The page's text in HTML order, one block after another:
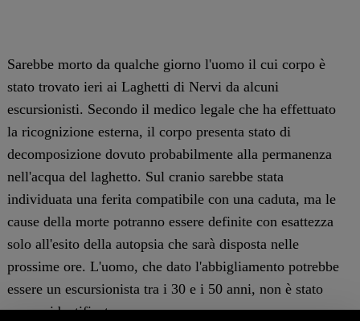
Sarebbe morto da qualche giorno l'uomo il cui corpo è
stato trovato ieri ai Laghetti di Nervi da alcuni
escursionisti. Secondo il medico legale che ha effettuato
la ricognizione esterna, il corpo presenta stato di
decomposizione dovuto probabilmente alla permanenza
nell'acqua del laghetto. Sul cranio sarebbe stata
individuata una ferita compatibile con una caduta, ma le
cause della morte potranno essere definite con esattezza
solo all'esito della autopsia che sarà disposta nelle
prossime ore. L'uomo, che dato l'abbigliamento potrebbe
essere un escursionista tra i 30 e i 50 anni, non è stato
ancora identificato.